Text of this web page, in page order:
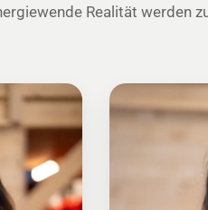
Realität werden